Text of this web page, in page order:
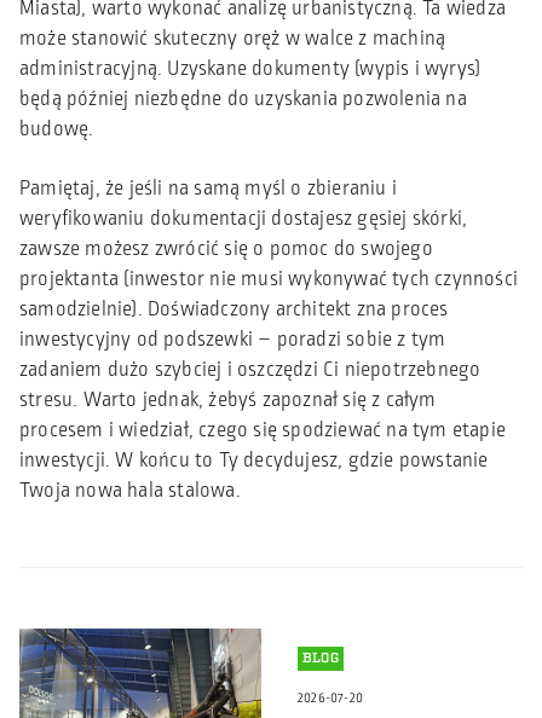
Miasta), warto wykonać analizę urbanistyczną. Ta wiedza
może stanowić skuteczny oręż w walce z machiną
administracyjną. Uzyskane dokumenty (wypis i wyrys)
będą później niezbędne do uzyskania pozwolenia na
budowę.
Pamiętaj, że jeśli na samą myśl o zbieraniu i
weryfikowaniu dokumentacji dostajesz gęsiej skórki,
zawsze możesz zwrócić się o pomoc do swojego
projektanta (inwestor nie musi wykonywać tych czynności
samodzielnie). Doświadczony architekt zna proces
inwestycyjny od podszewki – poradzi sobie z tym
zadaniem dużo szybciej i oszczędzi Ci niepotrzebnego
stresu. Warto jednak, żebyś zapoznał się z całym
procesem i wiedział, czego się spodziewać na tym etapie
inwestycji. W końcu to Ty decydujesz, gdzie powstanie
Twoja nowa hala stalowa.
BLOG
2026-07-20